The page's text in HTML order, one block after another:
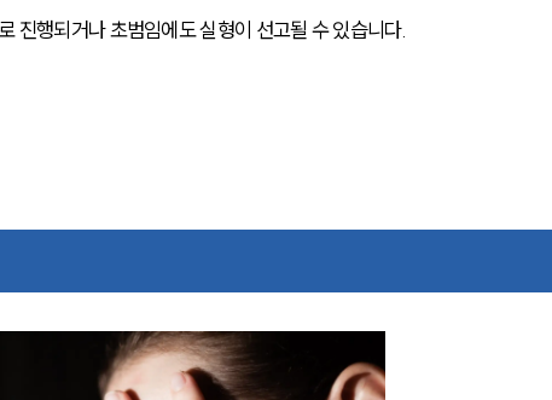
진행되거나 초범임에도 실형이 선고될 수 있습니다.